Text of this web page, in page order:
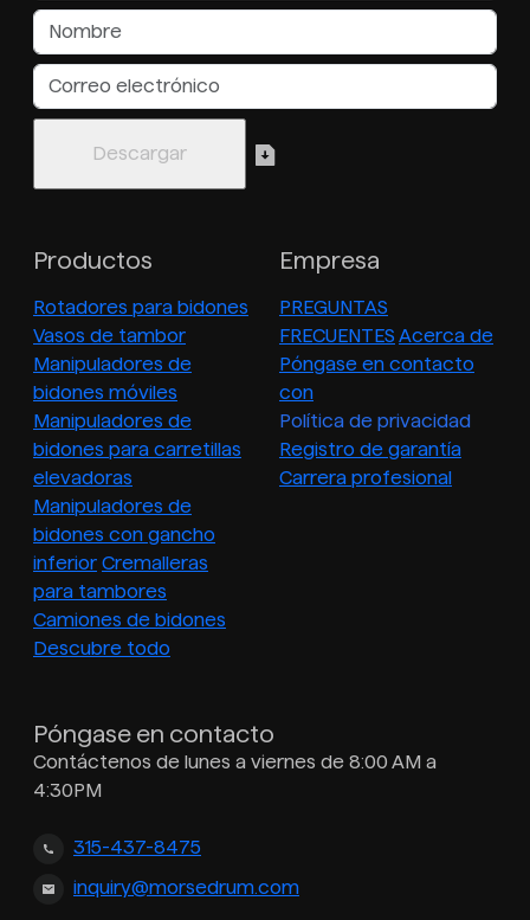
Productos
Rotadores para bidones
Vasos de tambor
Manipuladores de
bidones móviles
Manipuladores de
bidones para carretillas
elevadoras
Manipuladores de
bidones con gancho
inferior Cremalleras
para tambores
Camiones de bidones
Descubre todo
Empresa
PREGUNTAS
FRECUENTES Acerca de
Póngase en contacto
con
Política de privacidad
Registro de garantía
Carrera profesional
Póngase en contacto
Contáctenos de lunes a viernes de 8:00 AM a
4:30PM
315-437-8475
inquiry@morsedrum.com